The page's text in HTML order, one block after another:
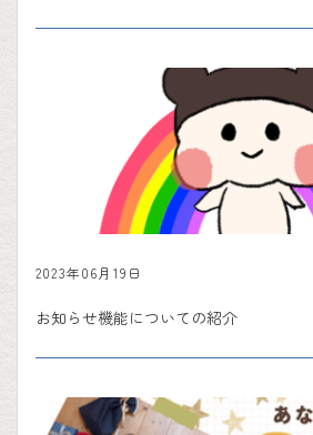
2023年06月19日
お知らせ機能についての紹介